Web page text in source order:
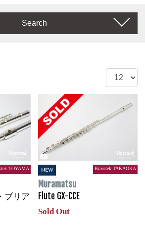
Search
TOYAMA
ブリア
NEW Brasstek TAKAOKA
Muramatsu
Flute GX-CCE
Sold Out